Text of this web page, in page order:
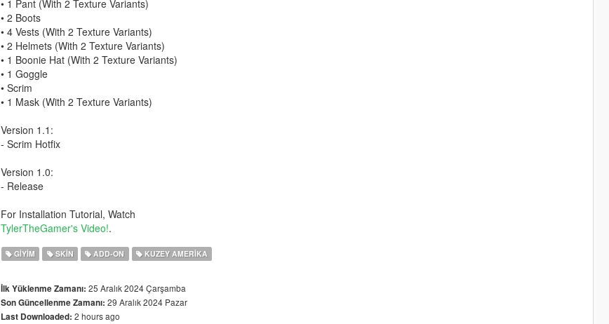
• 1 Pant (With 2 Texture Variants)
• 2 Boots
• 4 Vests (With 2 Texture Variants)
• 2 Helmets (With 2 Texture Variants)
• 1 Boonie Hat (With 2 Texture Variants)
• 1 Goggle
• Scrim
• 1 Mask (With 2 Texture Variants)
Version 1.1:
- Scrim Hotfix
Version 1.0:
- Release
For Installation Tutorial, Watch
TylerTheGamer's Video!.
GIYIM SKIN ADD-ON KUZEY AMERIKA
İlk Yüklenme Zamanı: 25 Aralık 2024 Çarşamba
Son Güncellenme Zamanı: 29 Aralık 2024 Pazar
Last Downloaded: 2 hours ago